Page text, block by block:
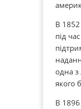
В 1852
під
одна з
якого
В 1896